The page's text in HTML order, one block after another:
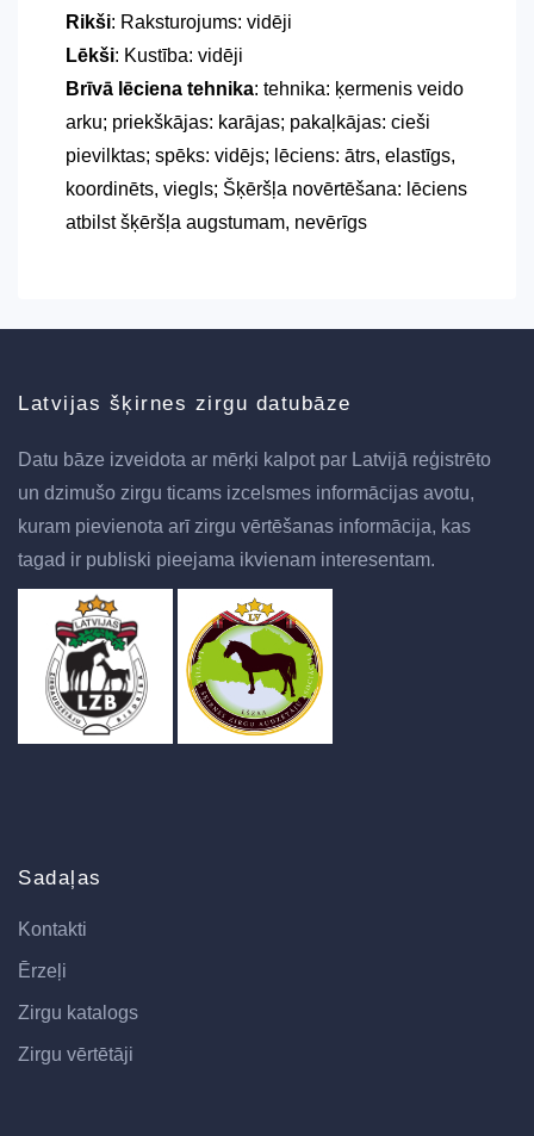
Rikši: Raksturojums: vidēji
Lēkši: Kustība: vidēji
Brīvā lēciena tehnika: tehnika: ķermenis veido
arku; priekškājas: karājas; pakaļkājas: cieši
pievilktas; spēks: vidējs; lēciens: ātrs, elastīgs,
koordinēts, viegls; Šķēršļa novērtēšana: lēciens
atbilst šķēršļa augstumam, nevērīgs
Latvijas šķirnes zirgu datubāze
Datu bāze izveidota ar mērķi kalpot par Latvijā reģistrēto
un dzimušo zirgu ticams izcelsmes informācijas avotu,
kuram pievienota arī zirgu vērtēšanas informācija, kas
tagad ir publiski pieejama ikvienam interesentam.
Sadaļas
Kontakti
Ērzeļi
Zirgu katalogs
Zirgu vērtētāji